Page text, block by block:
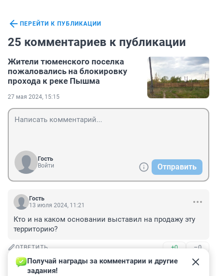
ПЕРЕЙТИ К ПУБЛИКАЦИИ
25 комментариев к публикации
Жители тюменского поселка
пожаловались на блокировку
прохода к реке Пышма
27 мая 2024, 15:15
Гость
Войти
Отправить
Гость
13 июля 2024, 11:21
Кто и на каком основании выставил на продажу эту
территорию?
ОТВЕТИТЬ +0 –0
Гость
29 мая 2024, 18:51
Получай награды за комментарии и другие
задания!